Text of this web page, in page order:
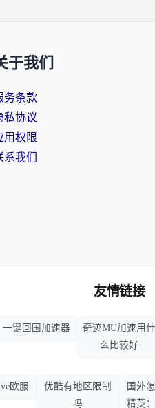
于我们
务条款
私协议
用权限
系我们
友情链接
一键回国加速器
奇迹MU加速用什
么比较好
欧服
优酷有地区限制
吗
国外
精英